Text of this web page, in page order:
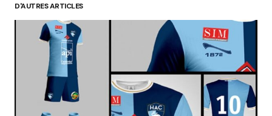
Your Name
Your E-mail
Submit Comment
D'AUTRES ARTICLES